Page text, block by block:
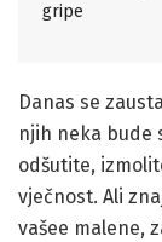
gripe
Danas se
njih neka bude
odšutite,
vječnost. Ali
vašee malene,